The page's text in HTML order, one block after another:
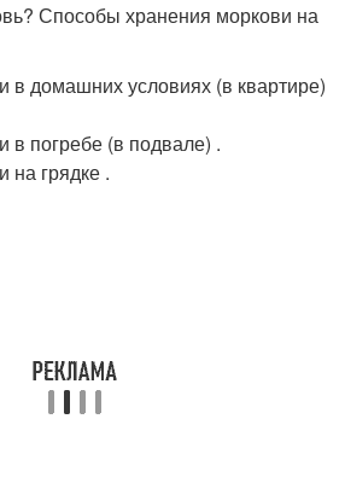
Способы хранения моркови на
в домашних условиях (в квартире)
в погребе (в подвале) .
на грядке .